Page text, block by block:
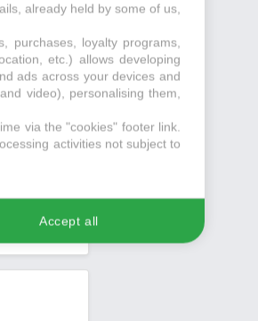
already held by some of us,
purchases, loyalty programs,
etc.) allows developing
ads across your devices and
video), personalising them,
via the "cookies" footer link.
activities not subject to
Accept all